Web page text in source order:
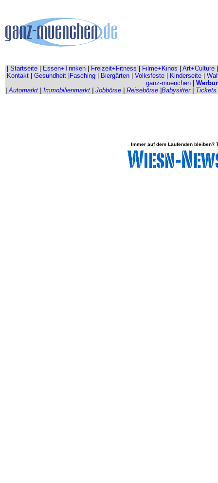
Startseite Essen+Trinken Freizeit+Fitness Filme+Kinos Art+Culture
Kontakt
Gesundheit| Fasching| Biergärten| Volksfeste| Kinderseite|
ganz-muenchen|
|Automarkt Immobilienmarkt Jobbörse Reisebörse Babysitter Tickets
Immer auf dem Laufenden bleiben?